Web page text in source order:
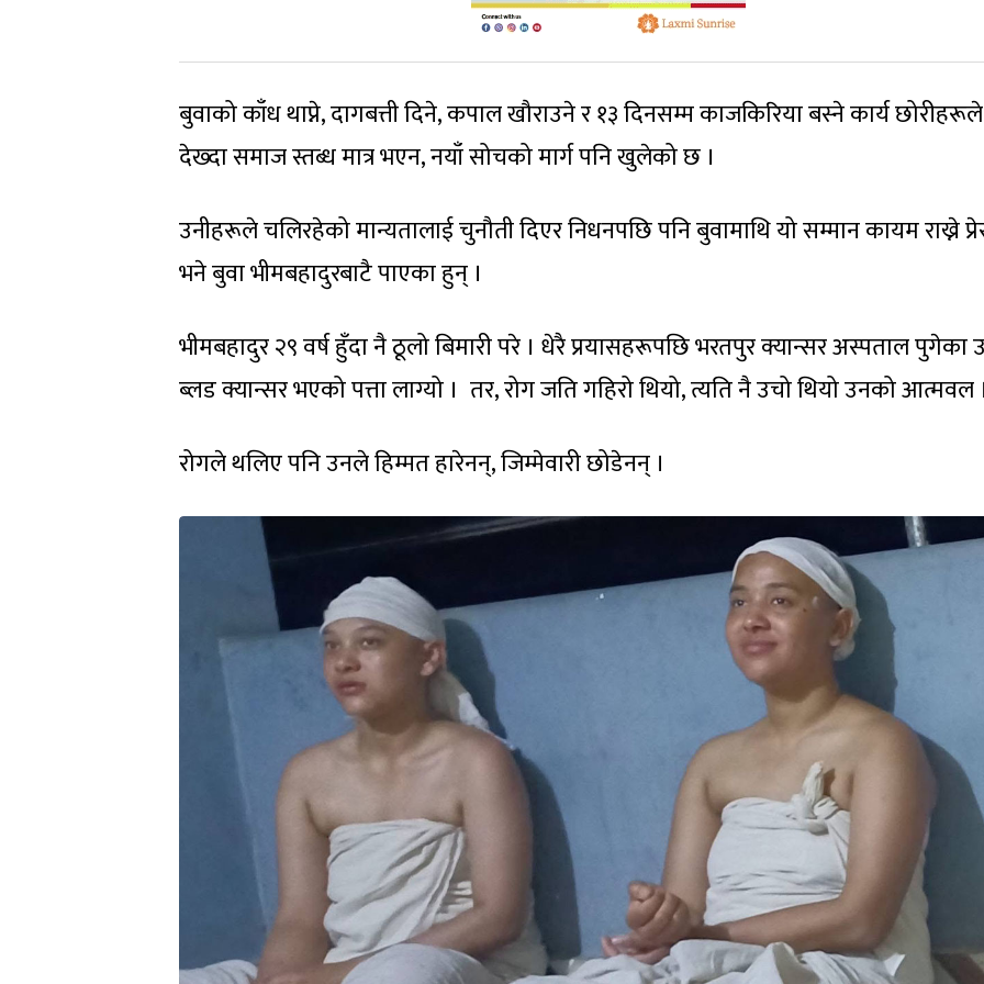
बुवाको काँध थाप्ने, दागबत्ती दिने, कपाल खौराउने र १३ दिनसम्म काजकिरिया बस्ने कार्य
देख्दा समाज स्तब्ध मात्र भएन, नयाँ सोचको मार्ग पनि खुलेको छ ।
उनीहरूले चलिरहेको मान्यतालाई चुनौती दिएर निधनपछि पनि बुवामाथि यो सम्मान कायम राख्ने
भने बुवा भीमबहादुरबाटै पाएका हुन् ।
भीमबहादुर २९ वर्ष हुँदा नै ठूलो बिमारी परे । धेरै प्रयासहरूपछि भरतपुर क्यान्सर अस्पताल पुगेका
ब्लड क्यान्सर भएको पत्ता लाग्यो । तर, रोग जति गहिरो थियो, त्यति नै उचो थियो उनको आत्मवल ।
रोगले थलिए पनि उनले हिम्मत हारेनन्, जिम्मेवारी छोडेनन् ।